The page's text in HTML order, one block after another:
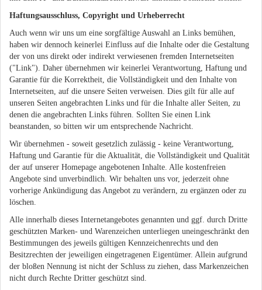
Haftungsausschluss, Copyright und Urheberrecht
Auch wenn wir uns um eine sorgfältige Auswahl an Links bemühen,
haben wir dennoch keinerlei Einfluss auf die Inhalte oder die Gestaltung
der von uns direkt oder indirekt verwiesenen fremden Internetseiten
("Link"). Daher übernehmen wir keinerlei Verantwortung, Haftung und
Garantie für die Korrektheit, die Vollständigkeit und den Inhalte von
Internetseiten, auf die unsere Seiten verweisen. Dies gilt für alle auf
unseren Seiten angebrachten Links und für die Inhalte aller Seiten, zu
denen die angebrachten Links führen. Sollten Sie einen Link
beanstanden, so bitten wir um entsprechende Nachricht.
Wir übernehmen - soweit gesetzlich zulässig - keine Verantwortung,
Haftung und Garantie für die Aktualität, die Vollständigkeit und Qualität
der auf unserer Homepage angebotenen Inhalte. Alle kostenfreien
Angebote sind unverbindlich. Wir behalten uns vor, jederzeit ohne
vorherige Ankündigung das Angebot zu verändern, zu ergänzen oder zu
löschen.
Alle innerhalb dieses Internetangebotes genannten und ggf. durch Dritte
geschützten Marken- und Warenzeichen unterliegen uneingeschränkt den
Bestimmungen des jeweils gültigen Kennzeichenrechts und den
Besitzrechten der jeweiligen eingetragenen Eigentümer. Allein aufgrund
der bloßen Nennung ist nicht der Schluss zu ziehen, dass Markenzeichen
nicht durch Rechte Dritter geschützt sind.